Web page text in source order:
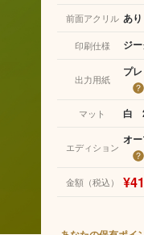
前面アクリル あり
印刷仕様 ジ
出力用紙
プ
マット
白
エディション
オ
金額（税込）